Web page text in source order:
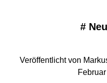
#
Veröffentlicht von